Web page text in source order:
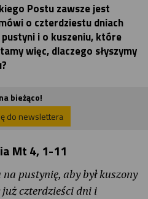
Postu zawsze jest
o czterdziestu dniach
i o kuszeniu, które
więc, dlaczego słyszymy
bieżąco!
do newslettera
Mt 4, 1-11
pustynię, aby był kuszony
już czterdzieści dni i